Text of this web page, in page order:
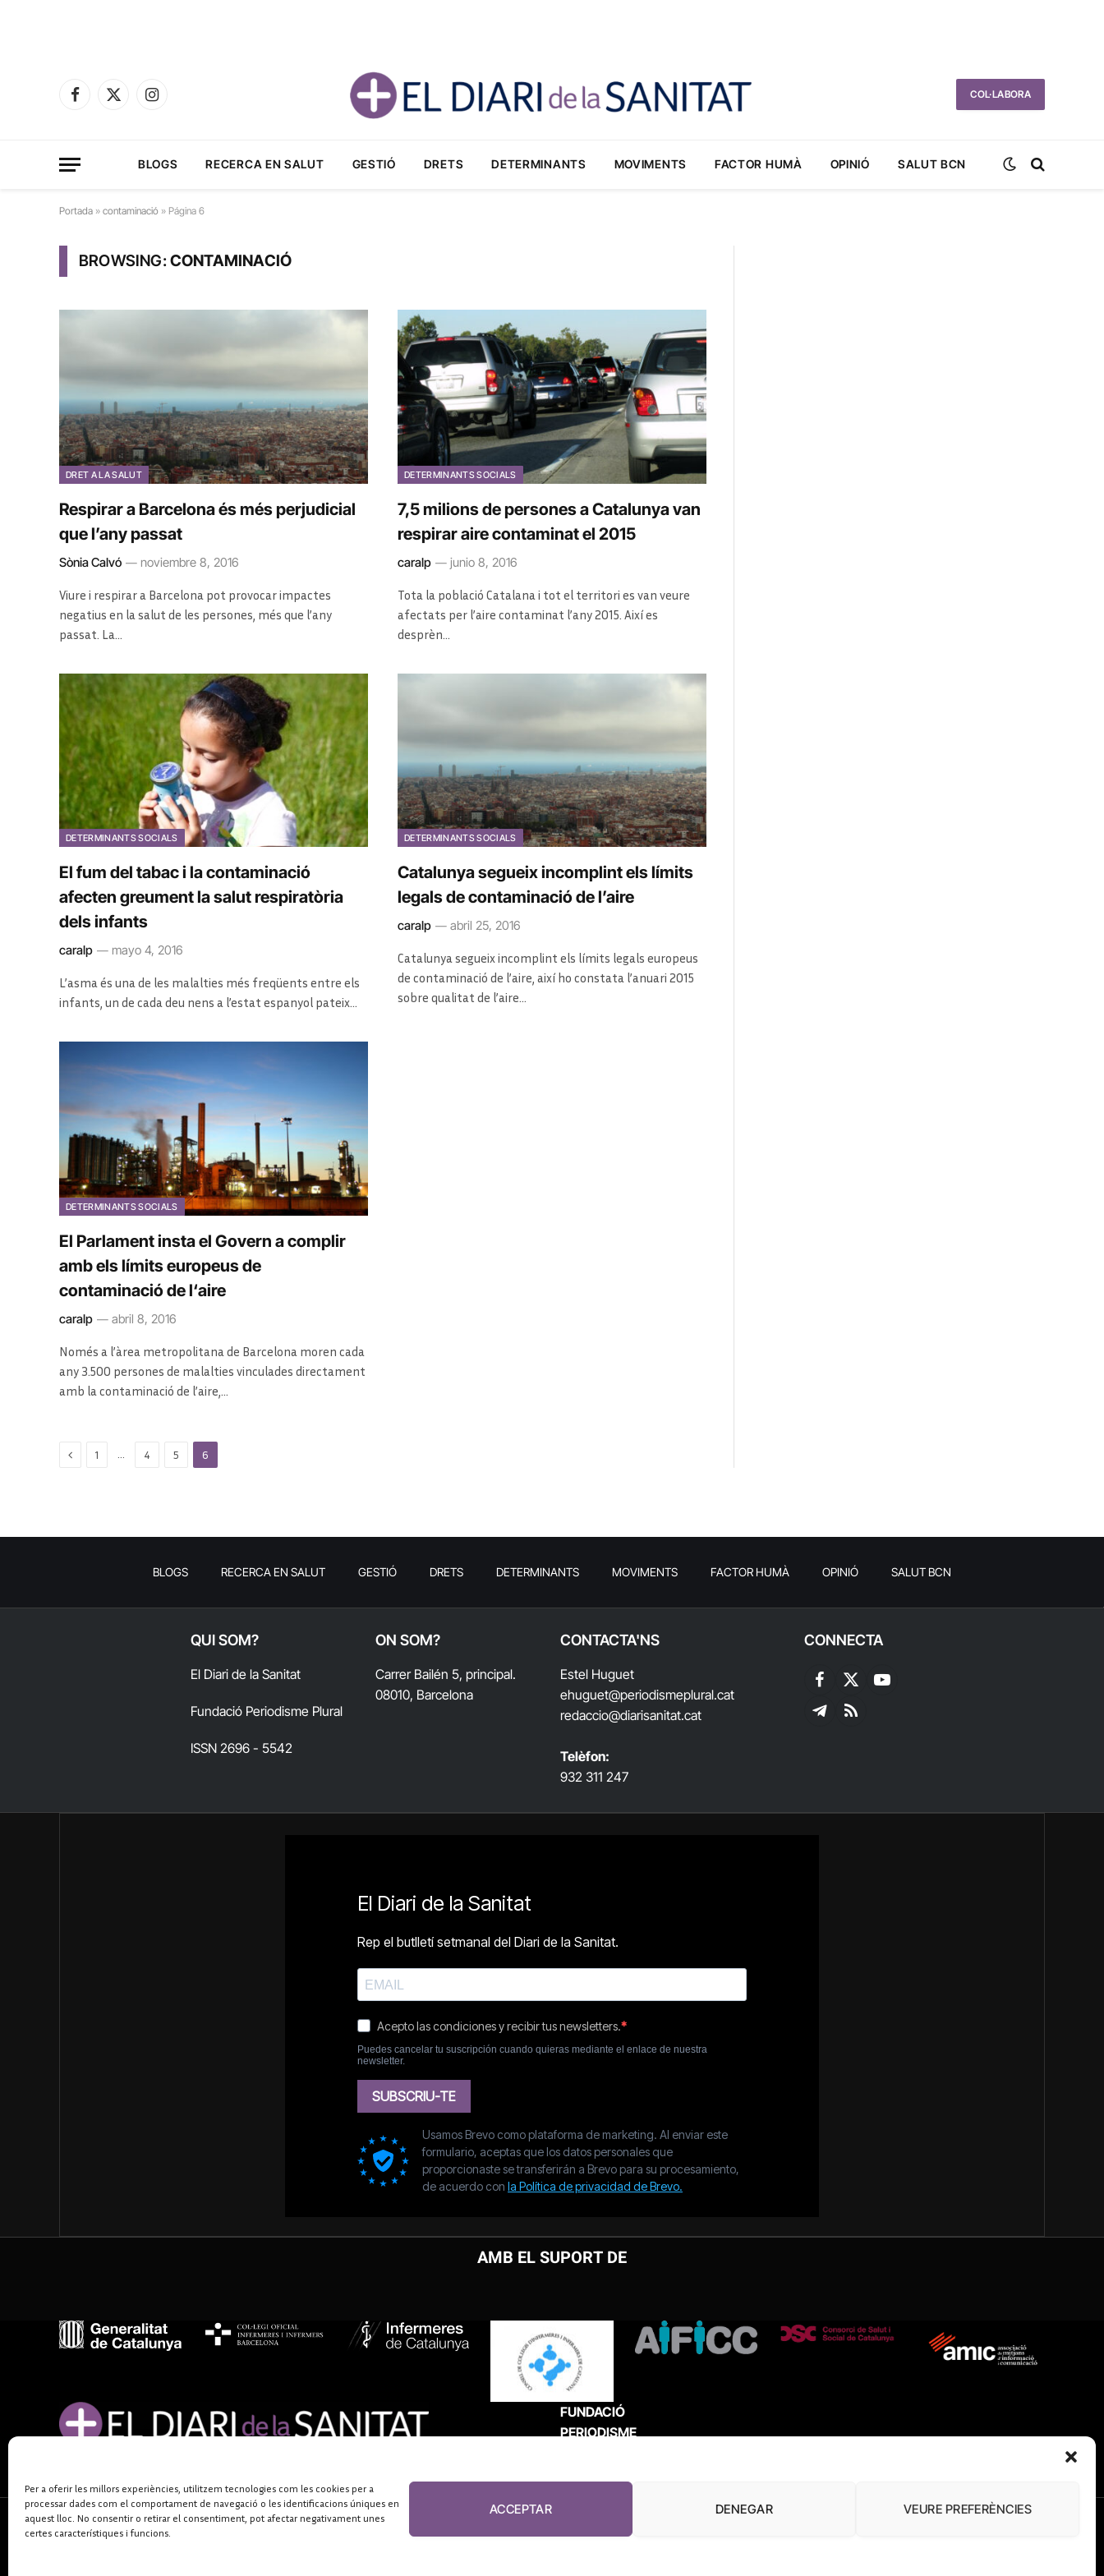
Per a oferir les millors experiències, utilitzem tecnologies com les cookies per a
processar dades com el comportament de navegació o les identificacions úniques en
aquest lloc. No consentir o retirar el consentiment, pot afectar negativament unes
certes característiques i funcions.
ACCEPTAR DENEGAR VEURE PREFERÈNCIES
Facebook
X
Instagram
COL·LABORA
BLOGS RECERCA EN SALUT GESTIÓ DRETS DETERMINANTS MOVIMENTS FACTOR HUMÀ OPINIÓ SALUT BCN
Portada » contaminació » Página 6
BROWSING:CONTAMINACIÓ
DRET A LA SALUT
Respirar a Barcelona és més perjudicial
que l’any passat
Sònia Calvó noviembre 8, 2016
Viure i respirar a Barcelona pot provocar impactes
negatius en la salut de les persones, més que l’any
passat. La…
DETERMINANTS SOCIALS
7,5 milions de persones a Catalunya van
respirar aire contaminat el 2015
caralp junio 8, 2016
Tota la població Catalana i tot el territori es van veure
afectats per l’aire contaminat l’any 2015. Així es
desprèn…
DETERMINANTS SOCIALS
El fum del tabac i la contaminació
afecten greument la salut respiratòria
dels infants
caralp mayo 4, 2016
L’asma és una de les malalties més freqüents entre els
infants, un de cada deu nens a l’estat espanyol pateix…
DETERMINANTS SOCIALS
Catalunya segueix incomplint els límits
legals de contaminació de l’aire
caralp abril 25, 2016
Catalunya segueix incomplint els límits legals europeus
de contaminació de l’aire, així ho constata l’anuari 2015
sobre qualitat de l’aire…
DETERMINANTS SOCIALS
El Parlament insta el Govern a complir
amb els límits europeus de
contaminació de l‘aire
caralp abril 8, 2016
Només a l’àrea metropolitana de Barcelona moren cada
any 3.500 persones de malalties vinculades directament
amb la contaminació de l’aire,…
Previous
1 4 5 6
BLOGS RECERCA EN SALUT GESTIÓ DRETS DETERMINANTS MOVIMENTS FACTOR HUMÀ OPINIÓ SALUT BCN
QUI SOM?
El Diari de la Sanitat
Fundació Periodisme Plural
ISSN 2696 - 5542
ON SOM?
Carrer Bailén 5, principal.
08010, Barcelona
CONTACTA'NS
Estel Huguet
ehuguet@periodismeplural.cat
redaccio@diarisanitat.cat
Telèfon:
932 311 247
CONNECTA
Facebook
X
(Twitter)
YouTube
TelegramRSS
AMB EL SUPORT DE
FUNDACIÓ
PERIODISME